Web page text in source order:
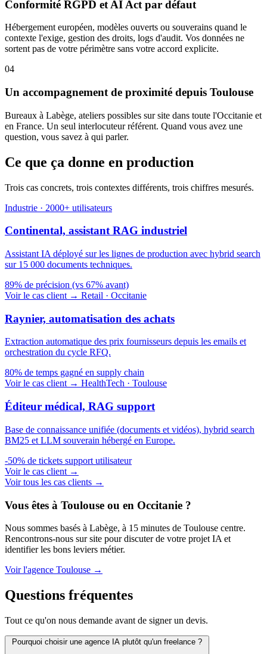
Conformité RGPD et AI Act par défaut
Hébergement européen, modèles ouverts ou souverains quand le
contexte l'exige, gestion des droits, logs d'audit. Vos données ne
sortent pas de votre périmètre sans votre accord explicite.
04
Un accompagnement de proximité depuis Toulouse
Bureaux à Labège, ateliers possibles sur site dans toute l'Occitanie et
en France. Un seul interlocuteur référent. Quand vous avez une
question, vous savez à qui parler.
Ce que ça donne en production
Trois cas concrets, trois contextes différents, trois chiffres mesurés.
Industrie · 2000+ utilisateurs
Continental, assistant RAG industriel
Assistant IA déployé sur les lignes de production avec hybrid search
sur 15 000 documents techniques.
89% de précision (vs 67% avant)
Voir le cas client → Retail · Occitanie
Raynier, automatisation des achats
Extraction automatique des prix fournisseurs depuis les emails et
orchestration du cycle RFQ.
80% de temps gagné en supply chain
Voir le cas client → HealthTech · Toulouse
Éditeur médical, RAG support
Base de connaissance unifiée (documents et vidéos), hybrid search
BM25 et LLM souverain hébergé en Europe.
-50% de tickets support utilisateur
Voir le cas client →
Voir tous les cas clients →
Vous êtes à Toulouse ou en Occitanie ?
Nous sommes basés à Labège, à 15 minutes de Toulouse centre.
Rencontrons-nous sur site pour discuter de votre projet IA et
identifier les bons leviers métier.
Voir l'agence Toulouse →
Questions fréquentes
Tout ce qu'on nous demande avant de signer un devis.
Pourquoi choisir une agence IA plutôt qu'un freelance ?